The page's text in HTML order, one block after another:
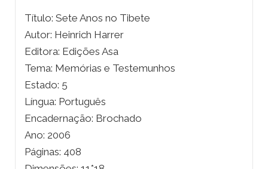
Título: Sete Anos no Tibete
Autor: Heinrich Harrer
Editora: Edições Asa
Tema: Memórias e Testemunhos
Estado: 5
Língua: Português
Encadernação: Brochado
Ano: 2006
Páginas: 408